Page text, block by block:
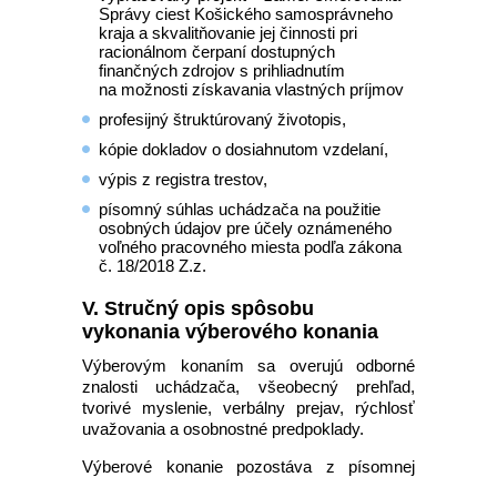
Správy ciest Košického samosprávneho
kraja a skvalitňovanie jej činnosti pri
racionálnom čerpaní dostupných
finančných zdrojov s prihliadnutím
na možnosti získavania vlastných príjmov
profesijný štruktúrovaný životopis,
kópie dokladov o dosiahnutom vzdelaní,
výpis z registra trestov,
písomný súhlas uchádzača na použitie
osobných údajov pre účely oznámeného
voľného pracovného miesta podľa zákona
č. 18/2018 Z.z.
V. Stručný opis spôsobu
vykonania výberového konania
Výberovým konaním sa overujú odborné
znalosti uchádzača, všeobecný prehľad,
tvorivé myslenie, verbálny prejav, rýchlosť
uvažovania a osobnostné predpoklady.
Výberové konanie pozostáva z písomnej